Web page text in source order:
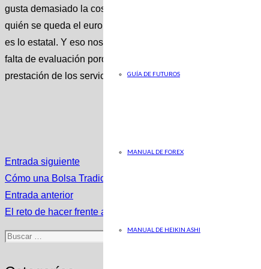
GUÍA DE FUTUROS
MANUAL DE FOREX
MANUAL DE HEIKIN ASHI
gusta demasiado la costumbre de poner un fondo común
quién se queda el euro sobrante. Además, somos
es lo estatal. Y eso nos lleva a concebir estados
falta de evaluación porque, ya se sabe, «el dinero público
prestación de los servicios públicos son islas residuales
Entrada siguiente
Cómo una Bolsa Tradicional se adelanta al cambio para
Entrada anterior
El reto de hacer frente a seis millones más de pensionistas
Buscar: